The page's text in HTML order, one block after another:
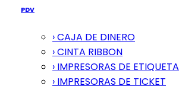
PDV
› CAJA DE DINERO
› CINTA RIBBON
› IMPRESORAS DE ETIQUETA
› IMPRESORAS DE TICKET